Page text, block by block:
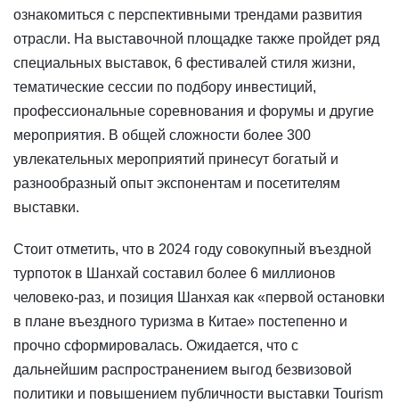
ознакомиться с перспективными трендами развития
отрасли. На выставочной площадке также пройдет ряд
специальных выставок, 6 фестивалей стиля жизни,
тематические сессии по подбору инвестиций,
профессиональные соревнования и форумы и другие
мероприятия. В общей сложности более 300
увлекательных мероприятий принесут богатый и
разнообразный опыт экспонентам и посетителям
выставки.
Стоит отметить, что в 2024 году совокупный въездной
турпоток в Шанхай составил более 6 миллионов
человеко-раз, и позиция Шанхая как «первой остановки
в плане въездного туризма в Китае» постепенно и
прочно сформировалась. Ожидается, что с
дальнейшим распространением выгод безвизовой
политики и повышением публичности выставки Tourism